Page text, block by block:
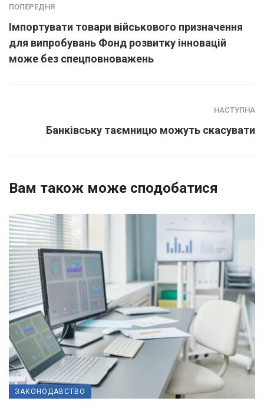
ПОПЕРЕДНЯ
Імпортувати товари військового призначення
для випробувань Фонд розвитку інновацій
може без спецповноважень
НАСТУПНА
Банківську таємницю можуть скасувати
Вам також може сподобатися
ЗАКОНОДАВСТВО